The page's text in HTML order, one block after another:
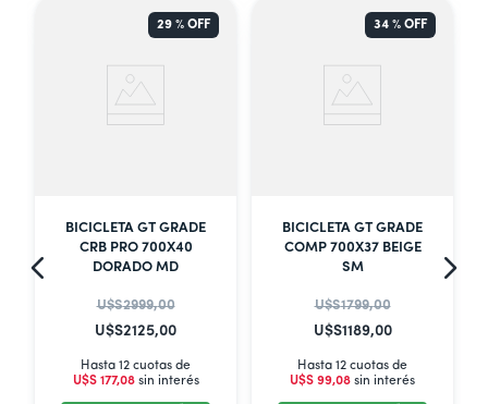
BICICLETA GT GRADE
CRB PRO 700X40
DORADO MD
U$S2999,00
U$S2125,00
Hasta 12 cuotas de
U$S 177,08sin interés
29 % OFF
BICICLETA GT GRADE
COMP 700X37 BEIGE
SM
U$S1799,00
U$S1189,00
Hasta 12 cuotas de
U$S 99,08 sin interés
34 % OFF